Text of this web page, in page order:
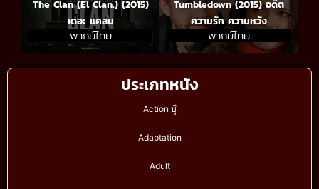
ประเภทหนัง
Action บู๊
Adaptation
Adult
The Clan (El Clan.) (2015)
เดอะ แคลน
พากย์ไทย
Tumbledown (2015) อดีต
ความรัก ความหวัง
พากย์ไทย